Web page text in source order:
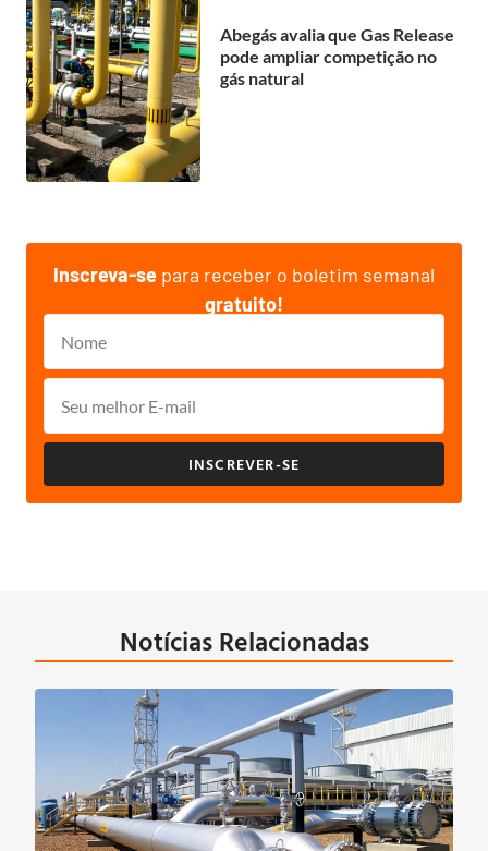
Abegás avalia que Gas Release
pode ampliar competição no
gás natural
Inscreva-se para receber o boletim semanal
gratuito!
INSCREVER-SE
Notícias Relacionadas